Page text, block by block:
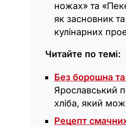
ножах» та
як засновник
кулінарних
Читайте по темі:
Без борошна
Ярославський
хліба, який
Рецепт